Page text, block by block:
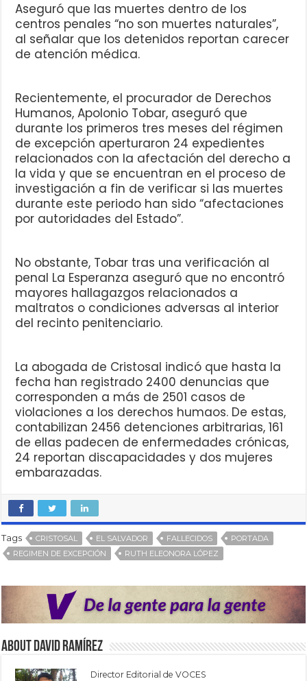
Aseguró que las muertes dentro de los
centros penales “no son muertes naturales”,
al señalar que los detenidos reportan carecer
de atención médica.
Recientemente, el procurador de Derechos
Humanos, Apolonio Tobar, aseguró que
durante los primeros tres meses del régimen
de excepción aperturaron 24 expedientes
relacionados con la afectación del derecho a
la vida y que se encuentran en el proceso de
investigación a fin de verificar si las muertes
durante este periodo han sido “afectaciones
por autoridades del Estado”.
No obstante, Tobar tras una verificación al
penal La Esperanza aseguró que no encontró
mayores hallagazgos relacionados a
maltratos o condiciones adversas al interior
del recinto penitenciario.
La abogada de Cristosal indicó que hasta la
fecha han registrado 2400 denuncias que
corresponden a más de 2501 casos de
violaciones a los derechos humaos. De estas,
contabilizan 2456 detenciones arbitrarias, 161
de ellas padecen de enfermedades crónicas,
24 reportan discapacidades y dos mujeres
embarazadas.
Tags CRISTOSAL EL SALVADOR FALLECIDOS
PORTADA
REGIMEN DE EXCEPCIÓN
RUTH ELEONORA LÓPEZ
About David Ramírez
Director Editorial de VOCES